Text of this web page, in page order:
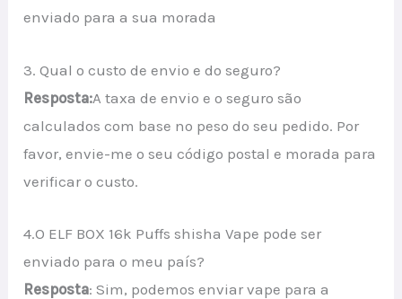
enviado para a sua morada
3. Qual o custo de envio e do seguro?
Resposta:A taxa de envio e o seguro são
calculados com base no peso do seu pedido. Por
favor, envie-me o seu código postal e morada para
verificar o custo.
4.O ELF BOX 16k Puffs shisha Vape pode ser
enviado para o meu país?
Resposta: Sim, podemos enviar vape para a